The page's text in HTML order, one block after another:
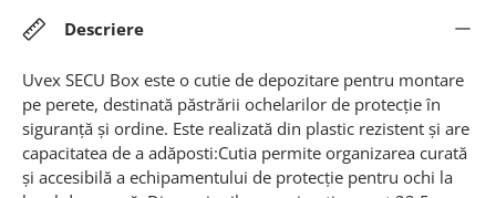
Descriere
Uvex SECU Box este o cutie de depozitare pentru montare
pe perete, destinată păstrării ochelarilor de protecție în
siguranță și ordine. Este realizată din plastic rezistent și are
capacitatea de a adăposti:Cutia permite organizarea curată
și accesibilă a echipamentului de protecție pentru ochi la